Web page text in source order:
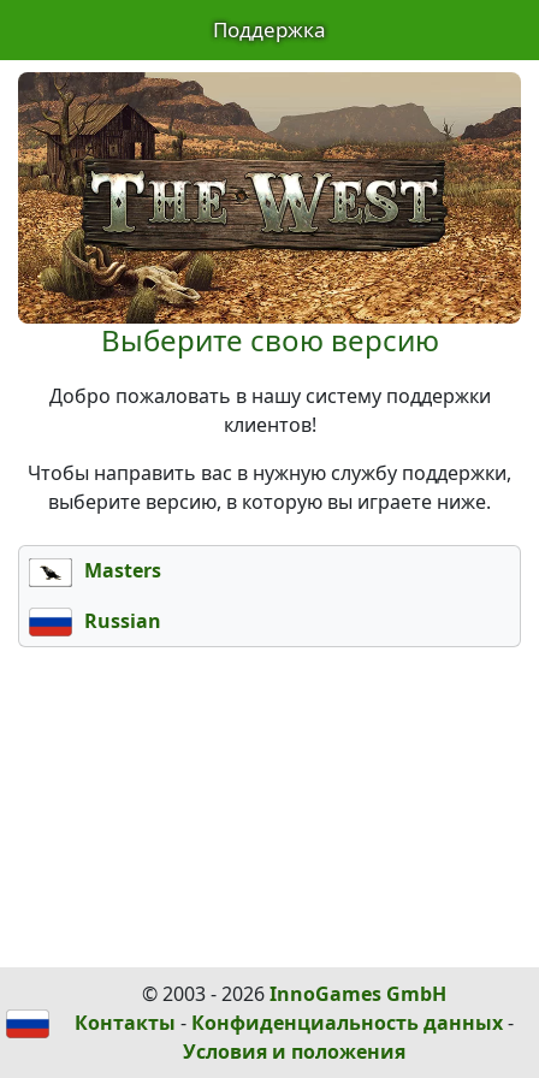
Поддержка
Выберите свою версию
Добро пожаловать в нашу систему поддержки
клиентов!
Чтобы направить вас в нужную службу поддержки,
выберите версию, в которую вы играете ниже.
Masters
Russian
© 2003 - 2026InnoGames GmbH
Контакты - Конфиденциальность данных-
Условия и положения